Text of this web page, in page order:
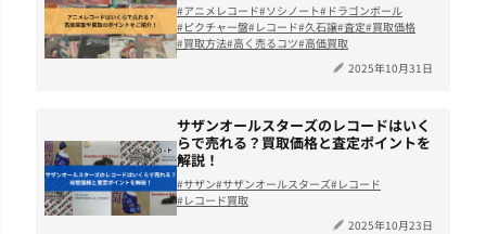
アニメレコード ソシノート
ドラゴンボール
ピクチャー盤 レコード 久石譲 査定 買取価格
買取方法 高く売るコツ 高価買取
2025年10月31日
サザンオールスターズのレコードはいく
らで売れる？買取価格と査定ポイントを
解説！
サザン サザンオールスターズ レコード
レコード買取
2025年10月23日